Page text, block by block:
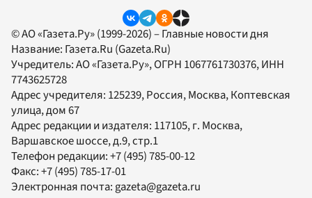
© АО «Газета.Ру» (1999-2026) – Главные новости дня
Название: Газета.Ru (Gazeta.Ru)
Учредитель:АО «Газета.Ру», ОГРН 1067761730376, ИНН
7743625728
Адрес учредителя: 125239, Россия, Москва, Коптевская
улица, дом 67
Адрес редакции и издателя: 117105, г. Москва,
Варшавское шоссе, д.9, стр.1
Телефон редакции:+7 (495) 785-00-12
Факс:+7 (495) 785-17-01
Электронная почта:gazeta@gazeta.ru